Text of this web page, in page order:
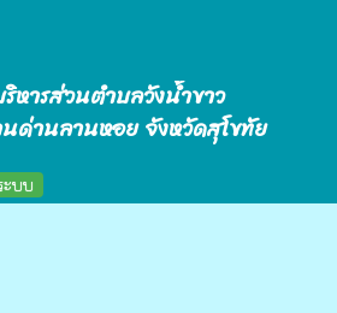
หารส่วนตำบลวังน้ำขาว
นด่านลานหอย จังหวัดสุโขทัย
บบ